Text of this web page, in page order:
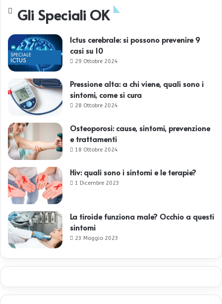
Gli Speciali OK
Ictus cerebrale: si possono prevenire 9
casi su 10
29 Ottobre 2024
Pressione alta: a chi viene, quali sono i
sintomi, come si cura
28 Ottobre 2024
Osteoporosi: cause, sintomi, prevenzione
e trattamenti
18 Ottobre 2024
Hiv: quali sono i sintomi e le terapie?
1 Dicembre 2023
La tiroide funziona male? Occhio a questi
sintomi
23 Maggio 2023